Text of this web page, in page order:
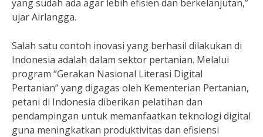
yang sudah ada agar lebih efisien dan berkelanjutan,”
ujar Airlangga.
Salah satu contoh inovasi yang berhasil dilakukan di
Indonesia adalah dalam sektor pertanian. Melalui
program “Gerakan Nasional Literasi Digital
Pertanian” yang digagas oleh Kementerian Pertanian,
petani di Indonesia diberikan pelatihan dan
pendampingan untuk memanfaatkan teknologi digital
guna meningkatkan produktivitas dan efisiensi